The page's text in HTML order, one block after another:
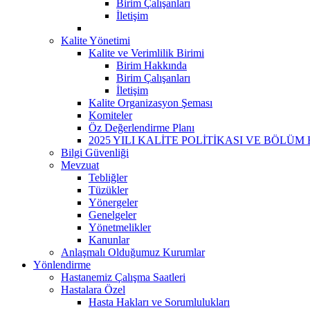
Birim Çalışanları
İletişim
Kalite Yönetimi
Kalite ve Verimlilik Birimi
Birim Hakkında
Birim Çalışanları
İletişim
Kalite Organizasyon Şeması
Komiteler
Öz Değerlendirme Planı
2025 YILI KALİTE POLİTİKASI VE BÖLÜM
Bilgi Güvenliği
Mevzuat
Tebliğler
Tüzükler
Yönergeler
Genelgeler
Yönetmelikler
Kanunlar
Anlaşmalı Olduğumuz Kurumlar
Yönlendirme
Hastanemiz Çalışma Saatleri
Hastalara Özel
Hasta Hakları ve Sorumlulukları